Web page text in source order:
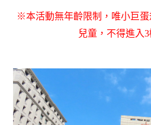
※本活動無年齡限制，唯小巨蛋
兒童，不得進入